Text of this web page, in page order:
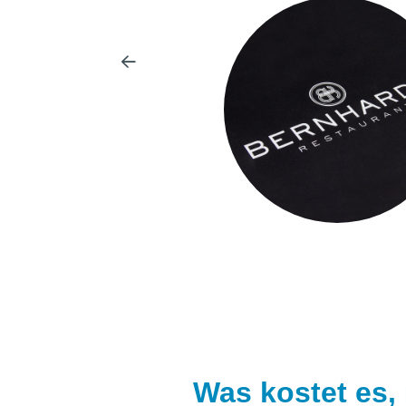
Was kostet